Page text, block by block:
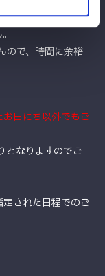
以降の到着は、い
ので、時間に余裕
日にち以外でもご
となりますのでご
された日程でのご